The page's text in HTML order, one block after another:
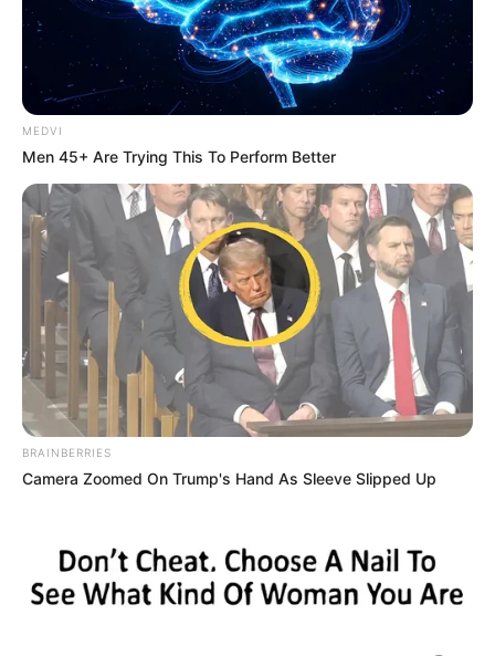
MEDVI
Men 45+ Are Trying This To Perform Better
BRAINBERRIES
Camera Zoomed On Trump's Hand As Sleeve Slipped Up